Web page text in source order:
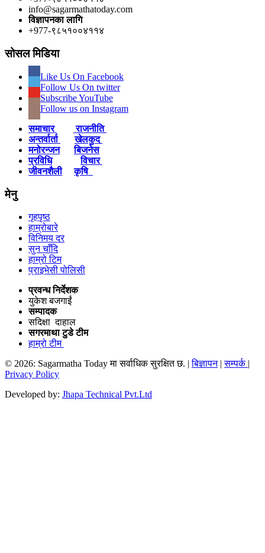
info@sagarmathatoday.com
विज्ञापनका लागि
+977-९८५१००४११४
सोसल मिडिया
Like Us On Facebook
Follow Us On twitter
Subscribe YouTube
Follow us on Instagram
समाचार
राजनीति
अन्तर्वार्ता
खेलकुद
मनोरन्जन
बिजनेस
प्रविधि
विचार
जीवनशैली
कृषि
मेनु
गृहपृष्ठ
हाम्रोबारे
विनिमय दर
सुन चाँदि
हाम्रो टिम
प्राइभेसी पोलिसी
प्रवन्ध निर्देशक
युकेश बजगाईं
सम्पादक
सदिक्षा दाहाल
सगरमाथा टुडे टीम
हाम्रो टीम
© 2026: Sagarmatha Today मा सर्वाधिक सुरक्षित छ. |बिज्ञापन|सम्पर्क |
Privacy Policy
Developed by: Jhapa Technical Pvt.Ltd